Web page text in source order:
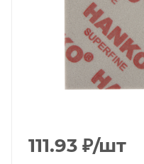
111.93 ₽/шт